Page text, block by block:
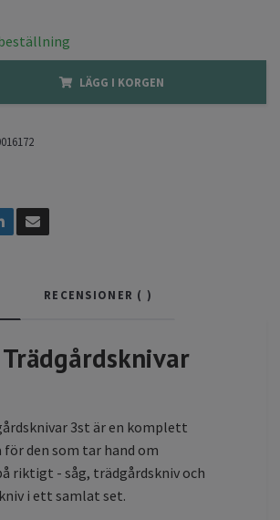
LÄGG I KORGEN
RECENSIONER ( )
3st är en komplett
den som tar hand om
riktigt - såg, trädgårdskniv och
i ett samlat set.